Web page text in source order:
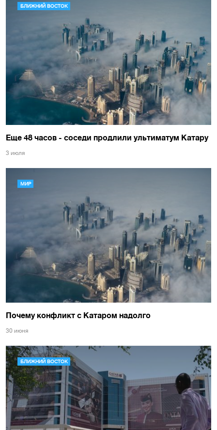
БЛИЖНИЙ ВОСТОК
Еще 48 часов - соседи продлили ультиматум Катару
3 июля
МИР
Почему конфликт с Катаром надолго
30 июня
БЛИЖНИЙ ВОСТОК